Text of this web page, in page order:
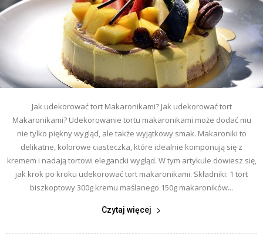
Jak udekorować tort Makaronikami? Jak udekorować tort
Makaronikami? Udekorowanie tortu makaronikami może dodać mu
nie tylko piękny wygląd, ale także wyjątkowy smak. Makaroniki to
delikatne, kolorowe ciasteczka, które idealnie komponują się z
kremem i nadają tortowi elegancki wygląd. W tym artykule dowiesz się,
jak krok po kroku udekorować tort makaronikami. Składniki: 1 tort
biszkoptowy 300g kremu maślanego 150g makaroników...
Czytaj więcej